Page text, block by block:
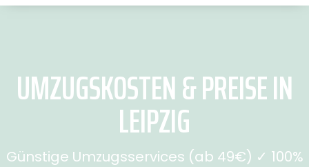
UMZUGSKOSTEN & PREISE IN
LEIPZIG
Günstige Umzugsservices (ab 49€) ✓ 100%